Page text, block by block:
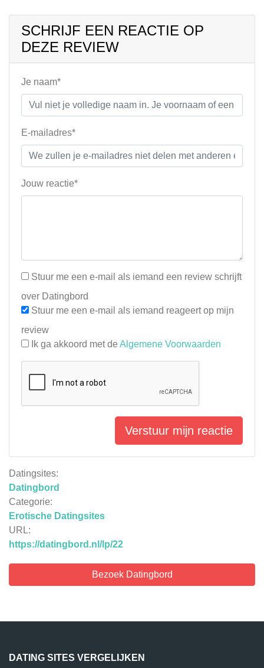
Datingsites:
Datingbord
Categorie:
Erotische Datingsites
URL:
https://datingbord.nl/lp/22
Bezoek Datingbord
SCHRIJF EEN REACTIE OP
DEZE REVIEW
Je naam*
E-mailadres*
Jouw reactie*
Stuur me een e-mail als iemand een review schrijft
over Datingbord
Stuur me een e-mail als iemand reageert op mijn
review
Ik ga akkoord met de Algemene Voorwaarden
Verstuur mijn reactie
DATING SITES VERGELIJKEN